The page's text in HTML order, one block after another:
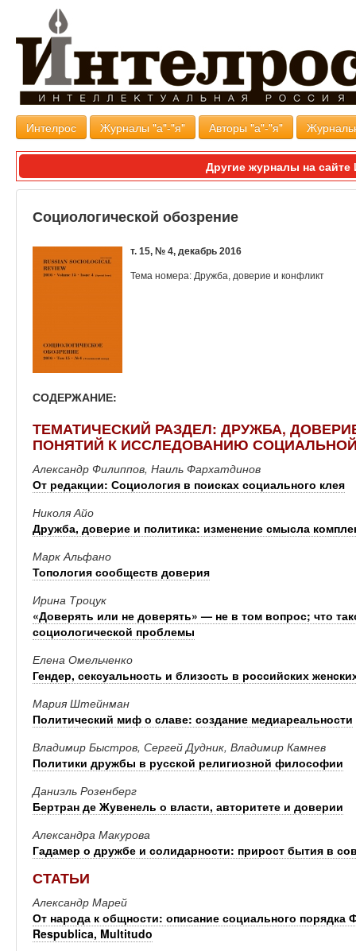
Интелрос Журналы "а"-"я" Авторы "а"-"я"
Другие журналы на
Социологической обозрение
т. 15, № 4, декабрь 2016
Тема номера: Дружба, доверие и конфликт
СОДЕРЖАНИЕ:
ТЕМАТИЧЕСКИЙ РАЗДЕЛ: ДРУЖБА,
ПОНЯТИЙ К ИССЛЕДОВАНИЮ
Александр Филиппов, Наиль Фархатдинов
От редакции: Социология в поисках социального клея
Николя Айо
Дружба, доверие и политика: изменение смысла
Марк Альфано
Топология сообществ доверия
Ирина Троцук
«Доверять или не доверять» — не в том вопрос; что
социологической проблемы
Елена Омельченко
Гендер, сексуальность и близость в российских
Мария Штейнман
Политический миф о славе: создание медиареальности
Владимир Быстров, Сергей Дудник, Владимир Камнев
Политики дружбы в русской религиозной философии
Даниэль Розенберг
Бертран де Жувенель о власти, авторитете и доверии
Александра Макурова
Гадамер о дружбе и солидарности: прирост бытия в
СТАТЬИ
Александр Марей
От народа к общности: описание социального
Respublica, Multitudo